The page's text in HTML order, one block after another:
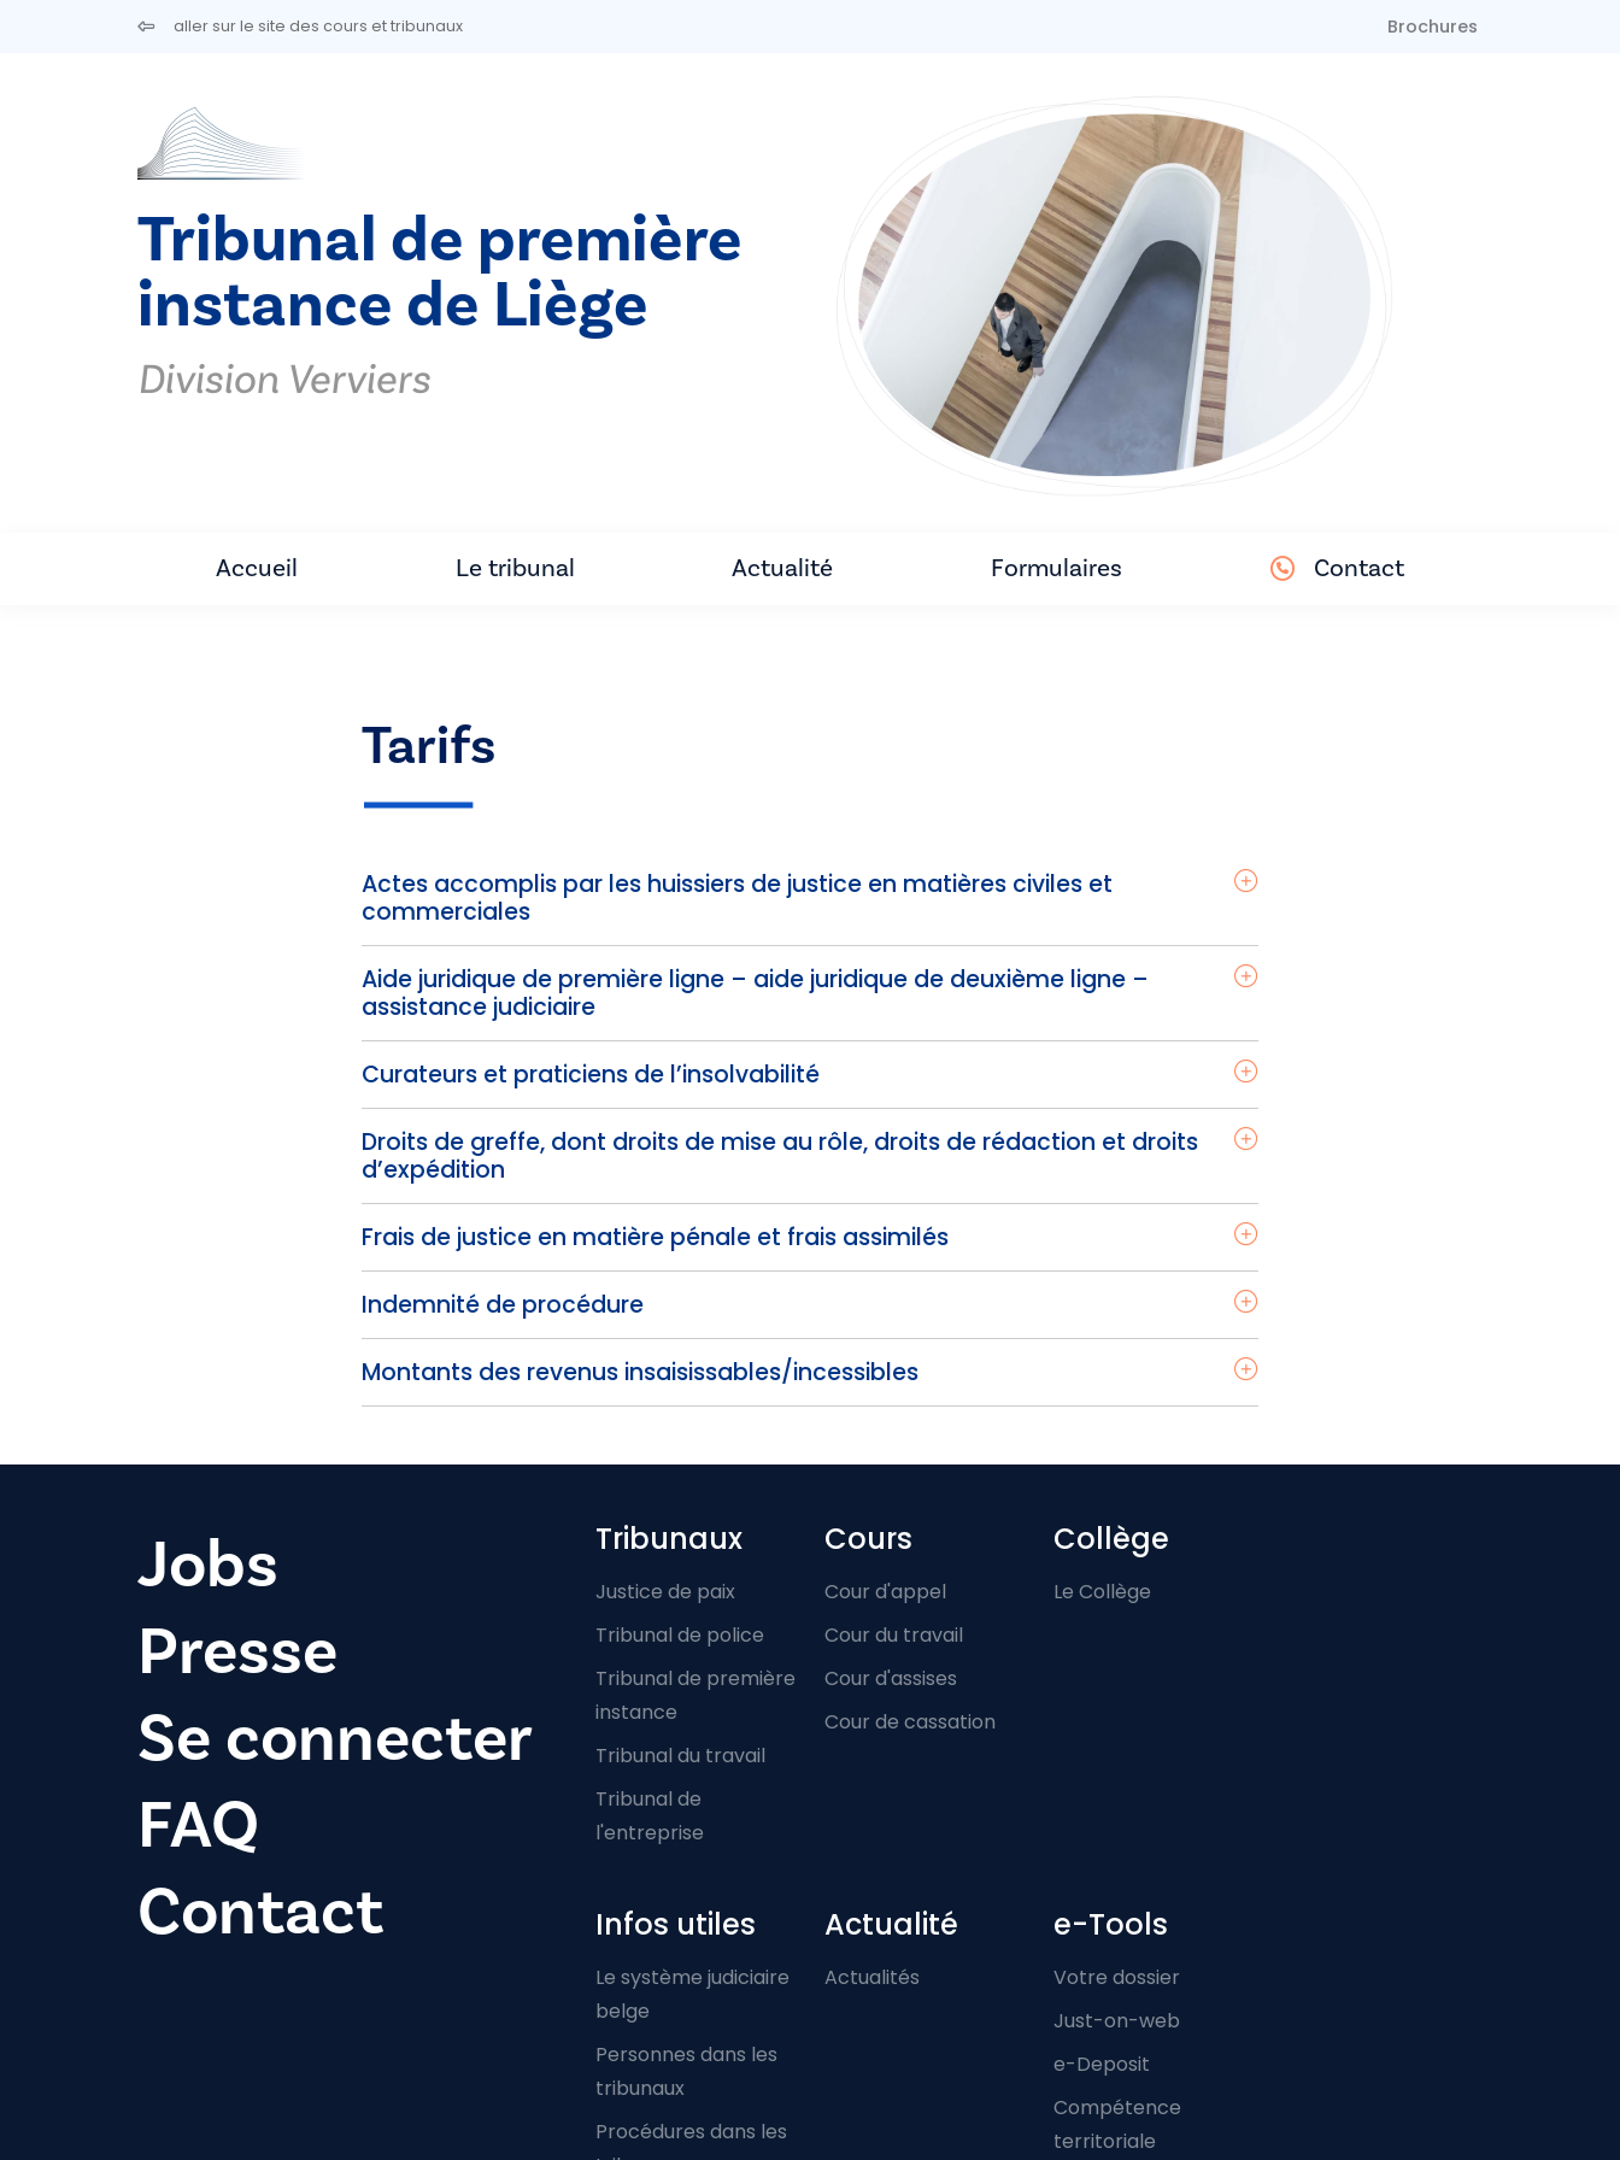
Aller au contenu principalaller sur le site des cours et tribunaux Brochures
Tribunal de première
instance de Liège
Division Verviers
Accueil Le tribunal Actualité Formulaires Contact
Tarifs
Actes accomplis par les huissiers de justice en matières civiles et
commerciales
Aide juridique de première ligne – aide juridique de deuxième ligne –
assistance judiciaire
Curateurs et praticiens de l’insolvabilité
Droits de greffe, dont droits de mise au rôle, droits de rédaction et droits
d’expédition
Frais de justice en matière pénale et frais assimilés
Indemnité de procédure
Montants des revenus insaisissables/incessibles
Jobs
Presse
Se connecter
FAQ
Contact
Footer-menu
Tribunaux
Justice de paix
Tribunal de police
Tribunal de première
instance
Tribunal du travail
Tribunal de
l'entreprise
Cours
Cour d'appel
Cour du travail
Cour d'assises
Cour de cassation
Collège
Le Collège
Infos utiles
Le système judiciaire
belge
Personnes dans les
tribunaux
Procédures dans les
Actualité
Actualités
e-Tools
Votre dossier
Just-on-web
e-Deposit
Compétence
territoriale